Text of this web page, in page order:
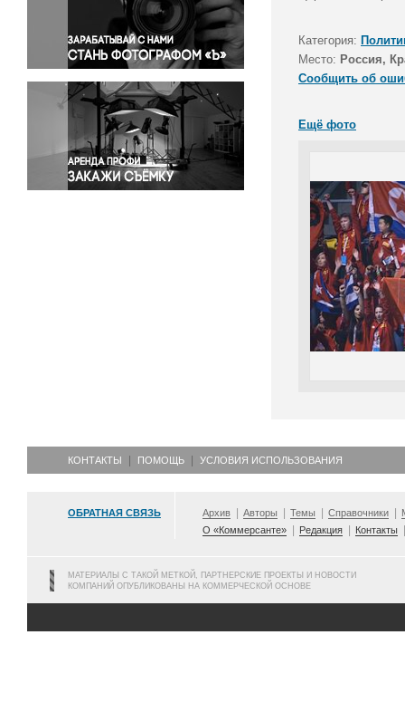
Правосудие
Происшествия и конфликты
Религия
Светская жизнь
Спорт
Экология
Экономика и бизнес
Категория:
Место: Россия,
Сообщить об
Ещё фото
КОНТАКТЫ ПОМОЩЬ УСЛОВИЯ ИСПОЛЬЗОВАНИЯ
ОБРАТНАЯ СВЯЗЬ Архив Авторы Темы Справочники
О «Коммерсанте»
Редакция Контакты
МАТЕРИАЛЫ С ТАКОЙ МЕТКОЙ, ПАРТНЕРСКИЕ ПРОЕКТЫ И НОВОСТИ
КОМПАНИЙ ОПУБЛИКОВАНЫ НА КОММЕРЧЕСКОЙ ОСНОВЕ